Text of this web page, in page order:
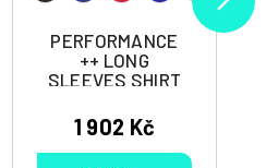
PERFORMANCE
++ LONG
SLEEVES SHIRT
1 902 Kč